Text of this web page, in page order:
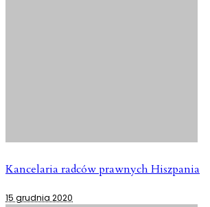
Kancelaria radców prawnych Hiszpania
15 grudnia 2020